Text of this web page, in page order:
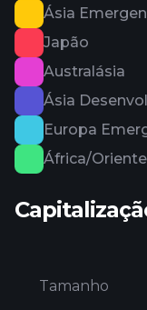
Ásia
Japão
Australásia
Tamanho